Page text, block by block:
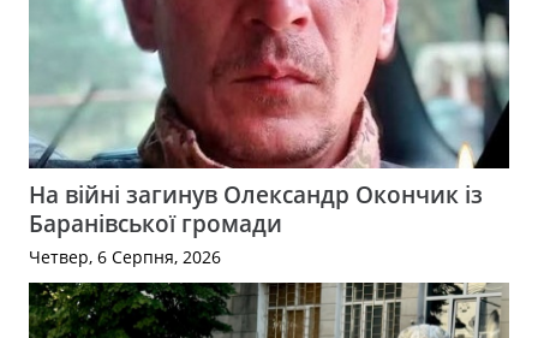
На війні загинув Олександр Окончик із
Баранівської громади
Четвер, 6 Серпня, 2026